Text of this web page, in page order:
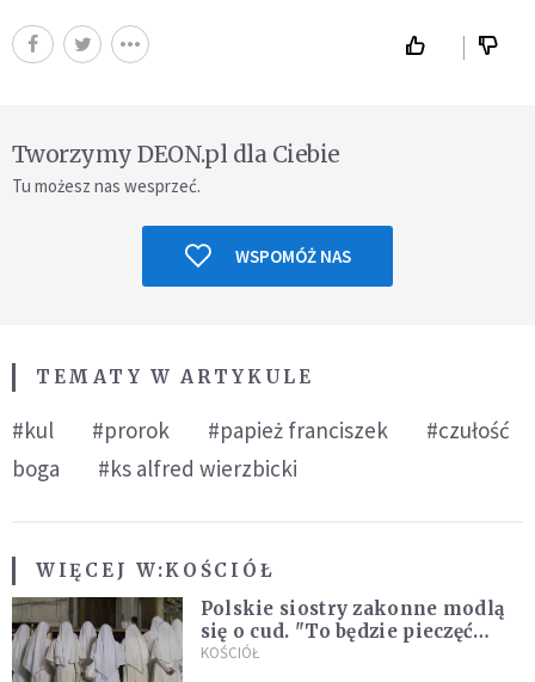
Tworzymy DEON.pl dla Ciebie
Tu możesz nas wesprzeć.
WSPOMÓŻ NAS
TEMATY W ARTYKULE
#kul #prorok #papież franciszek
#czułość
boga
#ks alfred wierzbicki
WIĘCEJ W:KOŚCIÓŁ
Polskie siostry zakonne modlą
się o cud. "To będzie pieczęć
Pana Boga dla naszej wiary"
KOŚCIÓŁ